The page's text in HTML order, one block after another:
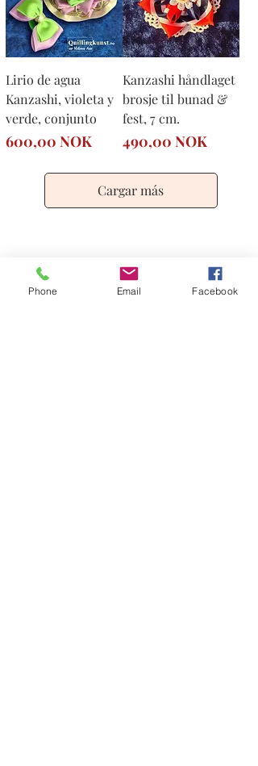
Lirio de agua
Kanzashi, violeta y
verde, conjunto
Precio
600,00 NOK
Kanzashi håndlaget
brosje til bunad &
fest, 7 cm.
Precio
490,00 NOK
Cargar más
Phone Email Facebook